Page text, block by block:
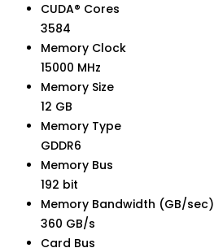
CUDA® Cores
3584
Memory Clock
15000 MHz
Memory Size
12 GB
Memory Type
GDDR6
Memory Bus
192 bit
Memory Bandwidth (GB/sec)
360 GB/s
Card Bus